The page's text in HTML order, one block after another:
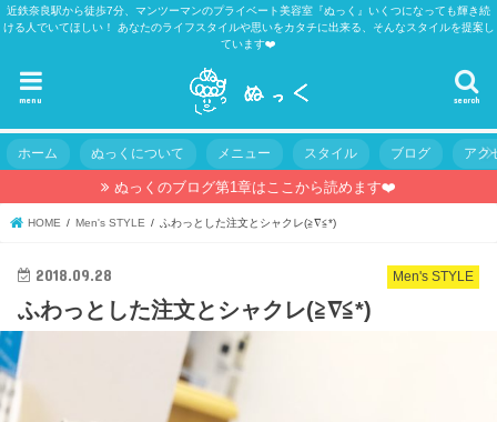
近鉄奈良駅から徒歩7分、マンツーマンのプライベート美容室『ぬっく』いくつになっても輝き続
ける人でいてほしい！ あなたのライフスタイルや思いをカタチに出来る、そんなスタイルを提案し
ています❤️
search
menu
ホーム ぬっくについて メニュー スタイル ブログ アク
ぬっくのブログ第1章はここから読めます❤️
HOME Men's STYLE ふわっとした注文とシャクレ(≧∇≦*)
Men's STYLE
2018.09.28
ふわっとした注文とシャクレ(≧∇≦*)